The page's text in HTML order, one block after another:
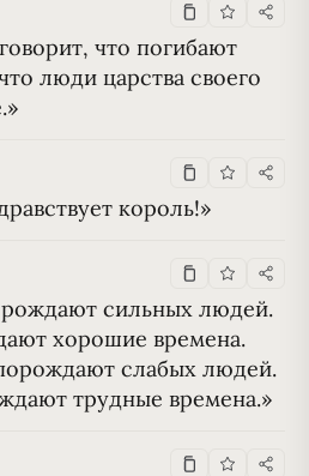
что погибают
люди царства своего
король!»
сильных людей.
хорошие времена.
слабых людей.
трудные времена.»